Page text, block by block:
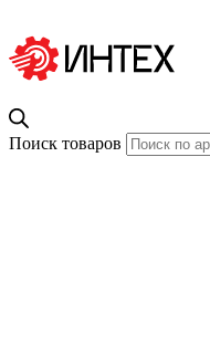
Поиск товаров